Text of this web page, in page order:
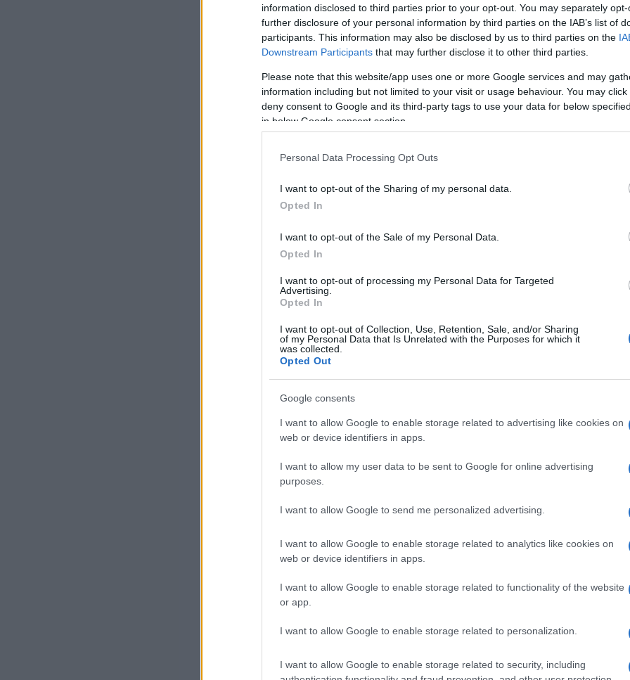
information disclosed to third parties prior to your opt-out. You may separately
further disclosure of your personal information by third parties on the IAB’s list of
participants. This information may also be disclosed by us to third parties on the
Downstream Participants that may further disclose it to other third parties.
Please note that this website/app uses one or more Google services and may
information including but not limited to your visit or usage behaviour. You may
deny consent to Google and its third-party tags to use your data for below
in below Google consent section.
Personal Data Processing Opt Outs
I want to opt-out of the Sharing of my personal data.
Opted In
I want to opt-out of the Sale of my Personal Data.
Opted In
I want to opt-out of processing my Personal Data for Targeted
Advertising.
Opted In
I want to opt-out of Collection, Use, Retention, Sale, and/or Sharing
of my Personal Data that Is Unrelated with the Purposes for which it
was collected.
Opted Out
Google consents
I want to allow Google to enable storage related to advertising like cookies on
web or device identifiers in apps.
I want to allow my user data to be sent to Google for online advertising
purposes.
I want to allow Google to send me personalized advertising.
I want to allow Google to enable storage related to analytics like cookies on
web or device identifiers in apps.
I want to allow Google to enable storage related to functionality of the website
or app.
I want to allow Google to enable storage related to personalization.
I want to allow Google to enable storage related to security, including
Hasszán Róhani iráni elnök. Szerinte az új amerikai kormányzat meg fogja
Róhani dicsérte az irániak járvány idején tanúsított
ország ellenáll minden nehézségnek. Az iráni valuta
ellenére egyre erősödik abban a reményben, hogy
Biden kampánycsapata utalt arra, hogy
2015-ös iráni atomalkuhoz, vagy
kormányzat Teheránnal szembeni
demokrata jelölt kerül ki győztesen a
Az iráni elnök a vízügyi infrastruktúra most
mondta, hogy „ezeknek a projekteknek az indítása